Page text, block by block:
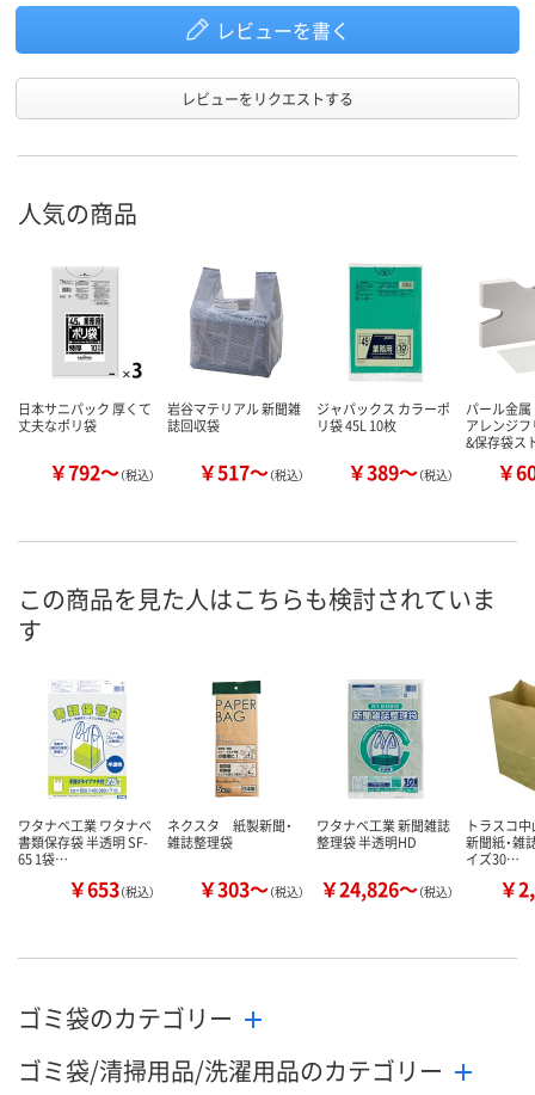
レビューを書く
レビューをリクエストする
人気の商品
日本サニパック 厚くて
丈夫なポリ袋
￥792～（税込）
岩谷マテリアル 新聞雑
誌回収袋
￥517～（税込）
ジャパックス カラーポ
リ袋 45L 10枚
￥389～（税込）
パール金
アレンジ
&保存袋ス
￥
この商品を見た人はこちらも検討されていま
す
ワタナベ工業 ワタナベ
書類保存袋 半透明 SF-
65 1袋…
￥653（税込）
ネクスタ 紙製新聞・
雑誌整理袋
￥303～（税込）
ワタナベ工業 新聞雑誌
整理袋 半透明HD
￥24,826～（税込）
トラスコ
新聞紙・雑
イズ30…
￥
ゴミ袋のカテゴリー
ゴミ袋/清掃用品/洗濯用品のカテゴリー